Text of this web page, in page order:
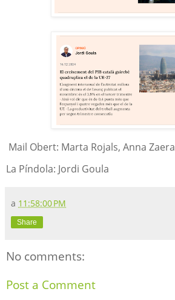
Mail Obert: Marta Rojals, Anna Zaera
La Píndola: Jordi Goula
a 11:58:00 PM
Share
No comments:
Post a Comment